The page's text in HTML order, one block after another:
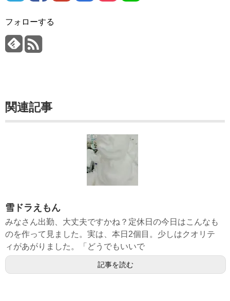
フォローする
関連記事
雪ドラえもん
みなさん出勤、大丈夫ですかね？定休日の今日はこんなも
のを作って見ました。実は、本日2個目。少しはクオリテ
ィがあがりました。「どうでもいいで
記事を読む